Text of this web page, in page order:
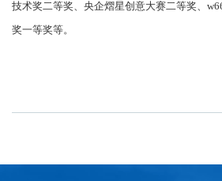
技术奖二等奖、央企熠星创意大赛二等奖、
奖一等奖等。